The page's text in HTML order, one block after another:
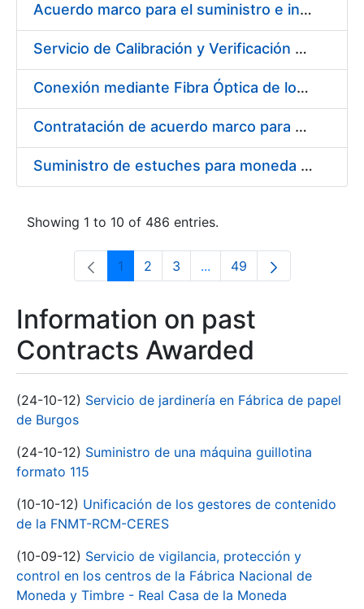
Acuerdo marco para el suministro e instalación de persianas, estores y otros complementos
Servicio de Calibración y Verificación Externa de los Equipos de Medición del Servicio de Prevención de la FNMT-RCM
Conexión mediante Fibra Óptica de los Centros de Proceso de Datos (CPDs) de las sedes de la FNMT-RCM de Burgos y Madrid
Contratación de acuerdo marco para el Suministro de Material de Electricidad para la Fábrica Nacional de Moneda y Timbre-Real Casa de la Moneda en su centro de trabajo de Burgos
Suministro de estuches para moneda de 30 €
Showing 1 to 10 of 486 entries.
Page
1 Page
2 Page
3 ...Intermediate Pages Use
Page
49
Information on past
Contracts Awarded
(24-10-12) Servicio de jardinería en Fábrica de papel
de Burgos
(24-10-12) Suministro de una máquina guillotina
formato 115
(10-10-12) Unificación de los gestores de contenido
de la FNMT-RCM-CERES
(10-09-12) Servicio de vigilancia, protección y
control en los centros de la Fábrica Nacional de
Moneda y Timbre - Real Casa de la Moneda